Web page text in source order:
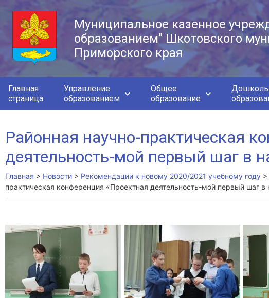
Муниципальное казенное
образованием" Шкотовского
Приморского края
Главная
страница
Управление
образованием
Общее
образование
Районная научно-практическая
деятельность-мой первый шаг в
Главная > Новости > Рекомендации к новому 2020/2021 учебному году >
практическая конференция «Проектная деятельность-мой первый шаг в